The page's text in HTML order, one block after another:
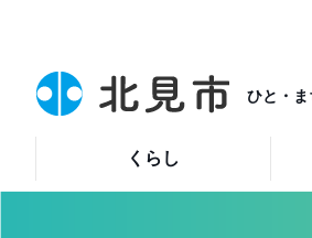
ひと・
くらし